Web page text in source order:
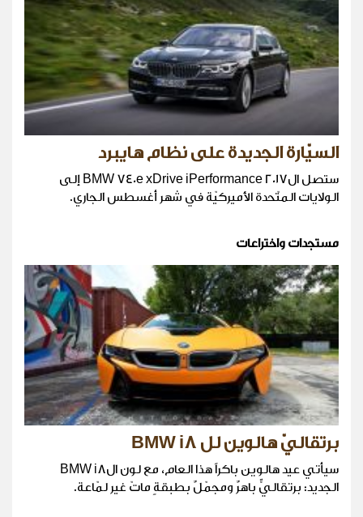
السيّارة الجديدة على نظام هايبرد
ستصل ال2017 BMW 740e xDrive iPerformance إلى
الولايات المتّحدة الأميركيّة في شهر أغسطس الجاري.
مستجدات واختراعات
برتقاليّ هالوين لل BMW i8
سيأتي عيد هالوين باكراً هذا العام، مع لون الBMW i8
الجديد: برتقاليٌّ باهرٌ ومجمّلٌ بطبقةٍ ماتّ غير لمّاعة.